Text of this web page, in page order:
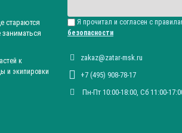
стараются
к
и экипировки
Я прочитал и согласен с
безопасности
zakaz@zatar-msk.ru
+7 (495) 908-78-17
Пн-Пт 10:00-18:00, Сб 11:00-